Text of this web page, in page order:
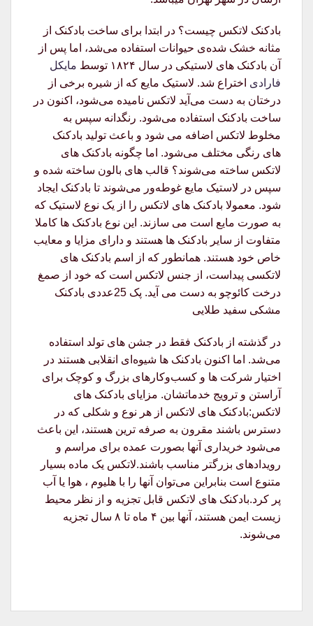
بادکنک لاتکس چیست؟ در ابتدا برای ساخت بادکنک از
مثانه خشک شده‌ی حیوانات استفاده می‌شد، اما پس از
آن بادکنک های لاستیکی در سال ۱۸۲۴ توسط
مایکل
فارادی اختراع شد. لاستیک مایع که از شیره برخی از
درختان به دست می‌آید لاتکس نامیده می‌شود، اکنون در
ساخت بادکنک استفاده می‌شود. رنگدانه سپس به
مخلوط لاتکس اضافه می شود و باعث تولید بادکنک
های رنگی مختلف می‌شود. اما چگونه بادکنک های
لاتکس ساخته می‌شوند؟ قالب های بالون ساخته شده و
سپس در لاستیک مایع غوطه‌ور می‌شوند تا بادکنک ایجاد
شود. معمولا بادکنک های لاتکس را از یک نوع لاستیک که
به صورت مایع است می سازند. این نوع بادکنک ها کاملا
متفاوت از سایر بادکنک ها هستند و دارای مزایا و معایب
خاص خود هستند. همانطور که از اسم بادکنک های
لاتکسی پیداست، از جنس لاتکس است که خود از صمغ
درخت کائوچو به دست می آید. پک 25عددی بادکنک
مشکی سفید طلایی
در گذشته از بادکنک فقط در جشن های تولد استفاده
می‌شد. اما اکنون بادکنک ها شیوه‌ای انقلابی هستند در
اختیار شرکت ها و کسب‌وکارهای بزرگ و کوچک برای
آراستن و ترویج خدماتشان. مزایای بادکنک های
لاتکس:بادکنک های لاتکس از هر نوع و شکلی که در
دسترس باشند مقرون به صرفه ترین هستند، این باعث
می‌شود خریداری آنها بصورت عمده برای مراسم و
رویدادهای بزرگتر مناسب باشند.لاتکس یک ماده بسیار
متنوع است بنابراین می‌توان آنها را با هلیوم ، هوا یا آب
پر کرد.بادکنک های لاتکس قابل تجزیه و از نظر محیط
زیست ایمن هستند، آنها بین ۴ ماه تا ۸ سال تجزیه
می‌شوند.